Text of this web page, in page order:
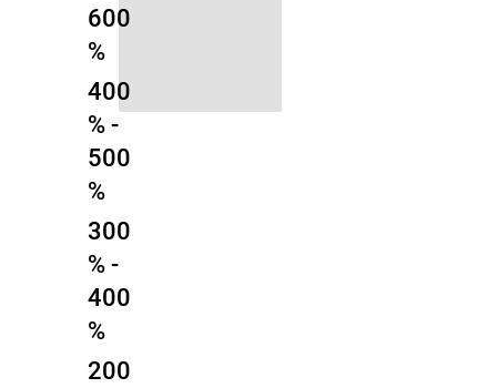
200
300
% -
400
%
400
% -
500
%
600
%